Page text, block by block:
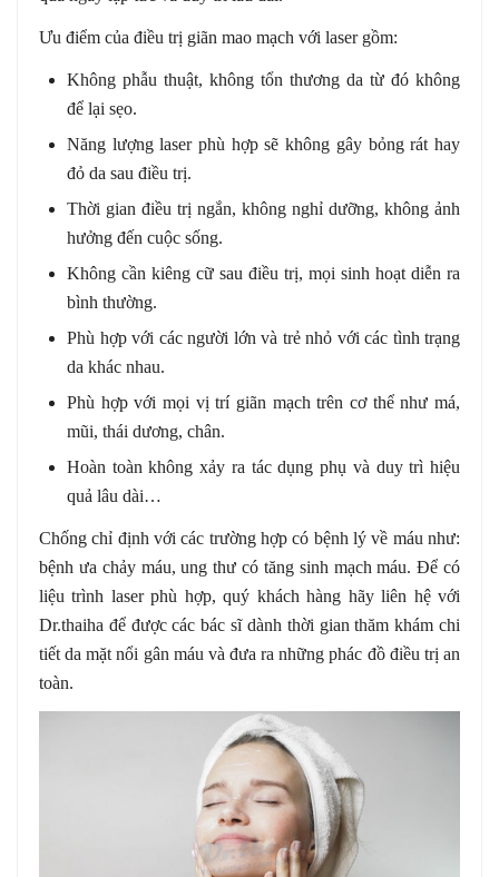
Ưu điểm của điều trị giãn mao mạch với laser gồm:
Không phẫu thuật, không tổn thương da từ đó không
để lại sẹo.
Năng lượng laser phù hợp sẽ không gây bỏng rát hay
đỏ da sau điều trị.
Thời gian điều trị ngắn, không nghỉ dưỡng, không ảnh
hưởng đến cuộc sống.
Không cần kiêng cữ sau điều trị, mọi sinh hoạt diễn ra
bình thường.
Phù hợp với các người lớn và trẻ nhỏ với các tình trạng
da khác nhau.
Phù hợp với mọi vị trí giãn mạch trên cơ thể như má,
mũi, thái dương, chân.
Hoàn toàn không xảy ra tác dụng phụ và duy trì hiệu
quả lâu dài…
Chống chỉ định với các trường hợp có bệnh lý về máu như:
bệnh ưa chảy máu, ung thư có tăng sinh mạch máu. Để có
liệu trình laser phù hợp, quý khách hàng hãy liên hệ với
Dr.thaiha để được các bác sĩ dành thời gian thăm khám chi
tiết da mặt nổi gân máu và đưa ra những phác đồ điều trị an
toàn.